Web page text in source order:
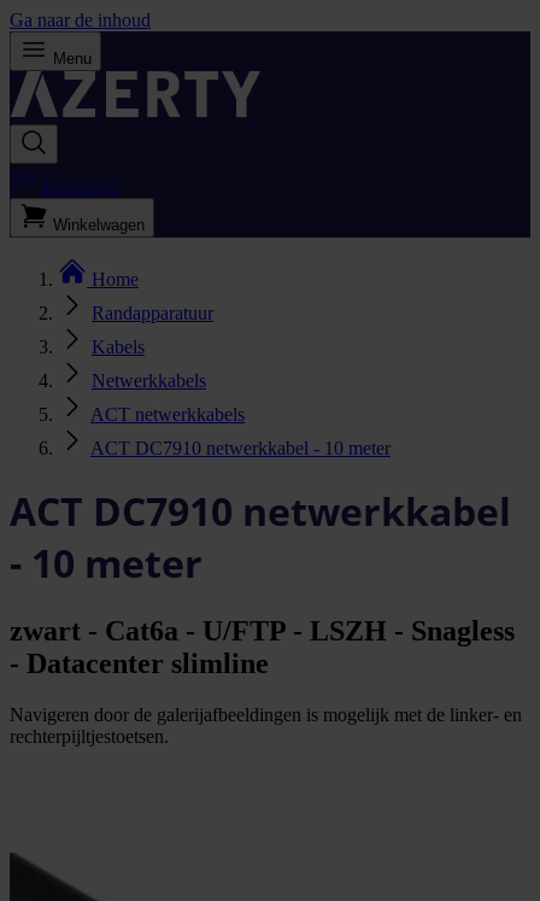
Ga naar de inhoud
Menu
Bestellijst
Winkelwagen
Home
Randapparatuur
Kabels
Netwerkkabels
ACT netwerkkabels
ACT DC7910 netwerkkabel - 10 meter
ACT DC7910 netwerkkabel
- 10 meter
zwart - Cat6a - U/FTP - LSZH - Snagless
- Datacenter slimline
Navigeren door de galerijafbeeldingen is mogelijk met de linker- en
rechterpijltjestoetsen.